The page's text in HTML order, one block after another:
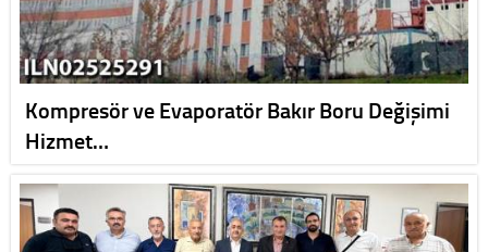
Kompresör ve Evaporatör Bakır Boru Değişimi
Hizmet…